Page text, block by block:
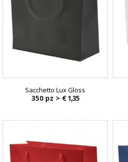
Sacchetto Lux Gloss
350 pz > € 1,35